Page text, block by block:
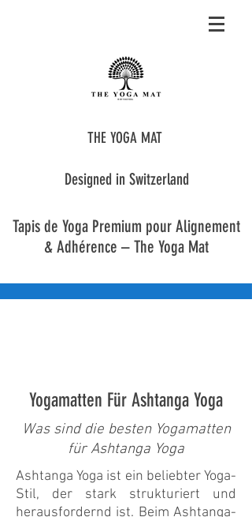
THE YOGA MAT
Designed in Switzerland
Tapis de Yoga Premium pour Alignement
& Adhérence – The Yoga Mat
Yogamatten Für Ashtanga Yoga
Was sind die besten Yogamatten
für Ashtanga Yoga
Ashtanga Yoga ist ein beliebter Yoga-
Stil, der stark strukturiert und
herausfordernd ist. Beim Ashtanga-